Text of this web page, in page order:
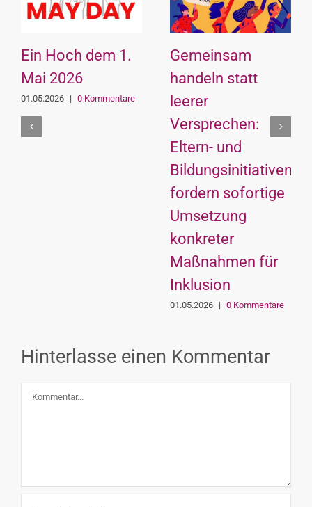
Ein Hoch dem 1.
Mai 2026
01.05.2026 | 0 Kommentare
Gemeinsam
handeln statt
leerer
Versprechen:
Eltern- und
Bildungsinitiativen
fordern sofortige
Umsetzung
konkreter
Maßnahmen für
Inklusion
01.05.2026 | 0 Kommentare
Hinterlasse einen Kommentar
Kommentar